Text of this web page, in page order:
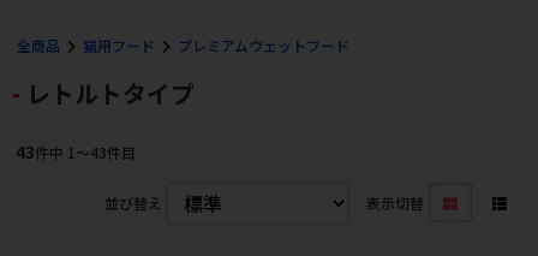
全商品 猫用フード プレミアムウェットフード
レトルトタイプ
43件中 1〜43件目
並び替え 表示切替